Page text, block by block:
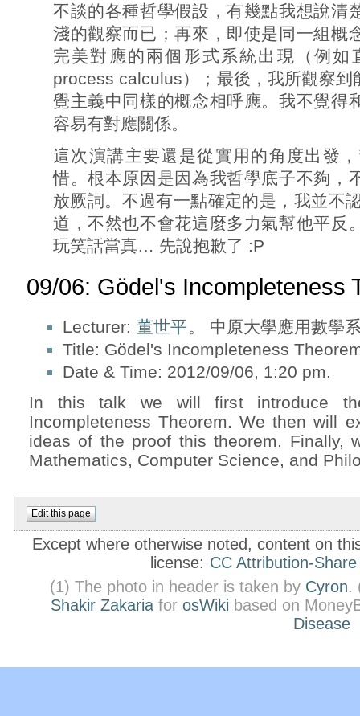
不談的各種哲學假設，有幾點我想說清
淺的觀察而已；再來，即使是同一組概
完美對應的兩個形式系統出現（例如
process calculus）；最後，我所觀察到
覺主義中同樣的概念相呼應。我不覺得
容易有對應關係。
這次演講主要還是從實用的角度出發
惜。根本原因是因為我哲學底子不夠，
放厥詞。不過有一點確定的是，我並不
道，不然也不會花這麼多力氣幫他平反
玩笑話當真… 先說抱歉了 :P
09/06: Gödel's Incompleteness
Lecturer: 董世平。 中原大學應用數學
Title: Gödel's Incompleteness
Date & Time: 2012/09/06, 1:20 pm.
In this talk we will first introduce
Incompleteness Theorem. We then will
ideas of the proof this theorem. Finally,
Mathematics, Computer Science, and
Except where otherwise noted, content on
license: CC Attribution-
(1) The photo in header is taken by Cyron.
Shakir Zakaria for osWiki based on
Disease